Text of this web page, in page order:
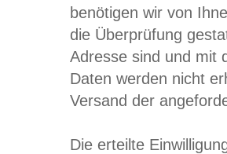
benötigen wir von
die Überprüfung
Adresse sind und mit
Daten werden nicht
Versand der
Die erteilte